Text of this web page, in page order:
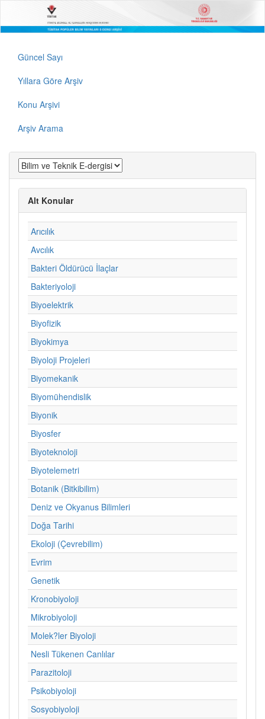
Güncel Sayı
Yıllara Göre Arşiv
Konu Arşivi
Arşiv Arama
Alt Konular
Arıcılık
Avcılık
Bakteri Öldürücü İlaçlar
Bakteriyoloji
Biyoelektrik
Biyofizik
Biyokimya
Biyoloji Projeleri
Biyomekanik
Biyomühendislik
Biyonik
Biyosfer
Biyoteknoloji
Biyotelemetri
Botanik (Bitkibilim)
Deniz ve Okyanus Bilimleri
Doğa Tarihi
Ekoloji (Çevrebilim)
Evrim
Genetik
Kronobiyoloji
Mikrobiyoloji
Molek?ler Biyoloji
Nesli Tükenen Canlılar
Parazitoloji
Psikobiyoloji
Sosyobiyoloji